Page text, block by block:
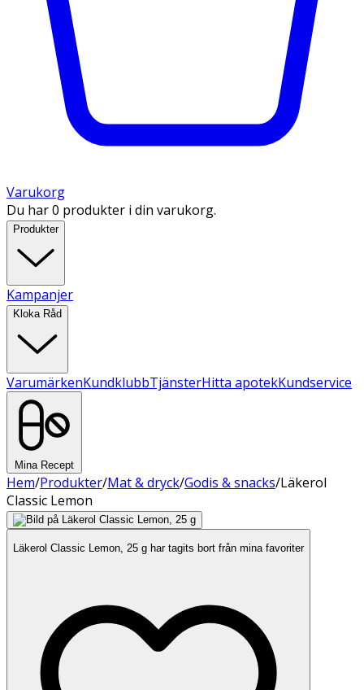
Varukorg
Du har 0 produkter i din varukorg.
Produkter
Kampanjer
Kloka Råd
VarumärkenKundklubbTjänsterHitta apotekKundservice
Mina Recept
Hem/Produkter/Mat & dryck/Godis & snacks/Läkerol
Classic Lemon
Läkerol Classic Lemon, 25 g har tagits bort från mina favoriter